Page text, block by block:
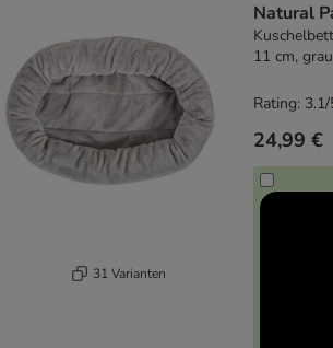
31 Varianten
Natural
11 cm,
24,99 €
Rating: